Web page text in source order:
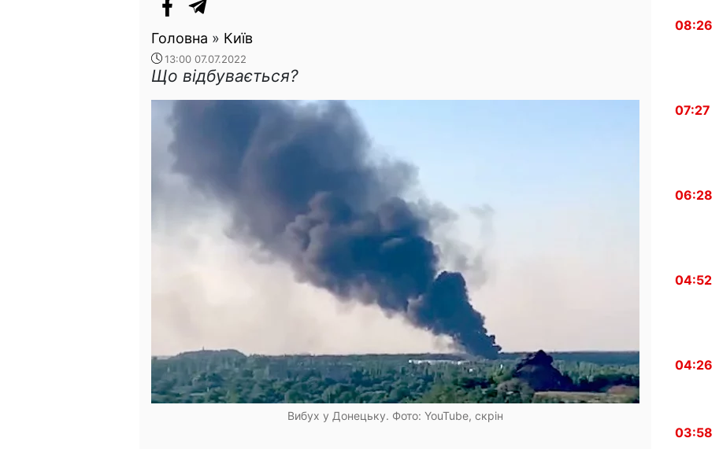
Головна » Київ
13:00 07.07.2022
Що відбувається?
Вибух у Донецьку. Фото: YouTube, скрін
08:26
07:27
06:28
04:52
04:26
03:58